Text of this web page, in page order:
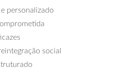
personalizado
social